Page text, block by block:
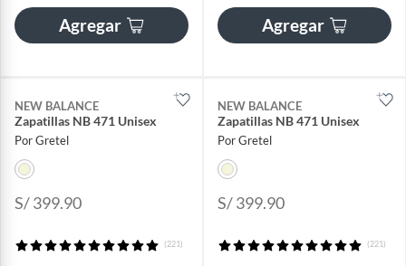
Agregar Agregar
NEW BALANCE
Zapatillas NB 471 Unisex
Por Gretel
S/ 399.90
(221)
NEW BALANCE
Zapatillas NB 471 Unisex
Por Gretel
S/ 399.90
(221)